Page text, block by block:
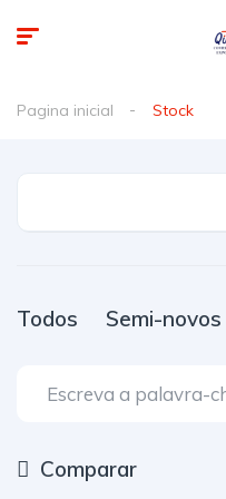
Pagina inicial Stock
Todos Semi-novos
Comparar